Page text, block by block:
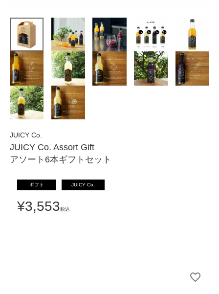
JUICY Co.
JUICY Co. Assort Gift
アソート6本ギフトセット
ギフト JUICY Co.
¥3,553税込